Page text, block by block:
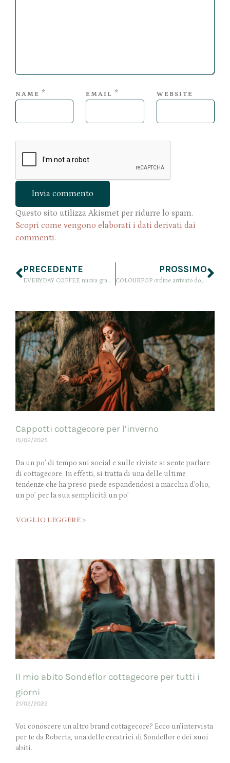
NAME * EMAIL * WEBSITE
Questo sito utilizza Akismet per ridurre lo spam.
Scopri come vengono elaborati i dati derivati dai
commenti.
PRECEDENTE
EVERYDAY COFFEE nuova grafica e nuovi progetti per il 2017
PROSSIMO
COLOURPOP ordine arrivato dopo due mesi: le gioie! Terzo ordine su Colourpop
Cappotti cottagecore per l’inverno
15/02/2025
Da un po’ di tempo sui social e sulle riviste si sente parlare
di cottagecore. In effetti, si tratta di una delle ultime
tendenze che ha preso piede espandendosi a macchia d’olio,
un po’ per la sua semplicità un po’
VOGLIO LEGGERE >
Il mio abito Sondeflor cottagecore per tutti i
giorni
21/02/2022
Voi conoscere un altro brand cottagecore? Ecco un’intervista
per te da Roberta, una delle creatrici di Sondeflor e dei suoi
abiti.